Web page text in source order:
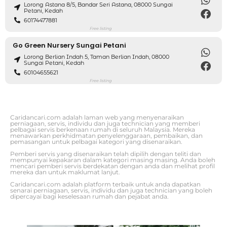
Lorong Astana 8/5, Bandar Seri Astana, 08000 Sungai
Petani, Kedah
60174477881
Free listing
Go Green Nursery Sungai Petani
Lorong Berlian Indah 5, Taman Berlian Indah, 08000
Sungai Petani, Kedah
60104655621
Free listing
Caridancari.com adalah laman web yang menyenaraikan
perniagaan, servis, individu dan juga technician yang memberi
pelbagai servis berkenaan rumah di seluruh Malaysia. Mereka
menawarkan perkhidmatan penyelenggaraan, pembaikan, dan
pemasangan untuk pelbagai kategori yang disenaraikan.
Pemberi servis yang disenaraikan telah dipilih dengan teliti dan
mempunyai kepakaran dalam kategori masing masing. Anda boleh
mencari pemberi servis berdekatan dengan anda dan melihat profil
mereka dan untuk maklumat lanjut.
Caridancari.com adalah platform terbaik untuk anda dapatkan
senarai perniagaan, servis, individu dan juga technician yang boleh
dipercayai bagi keselesaan rumah dan pejabat anda.